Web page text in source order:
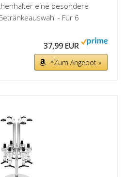
eine besondere
- Für 6
37,99 EUR
*Zum Angebot »